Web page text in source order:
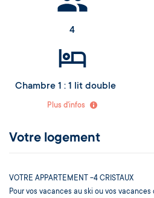
4
Chambre 1 : 1 lit double
Coin montagne : 2 lits superposés (lit haut à partir de 6 ans)
Plus d'infos
Votre logement
VOTRE APPARTEMENT -4 CRISTAUX
Pour vos vacances au ski ou vos